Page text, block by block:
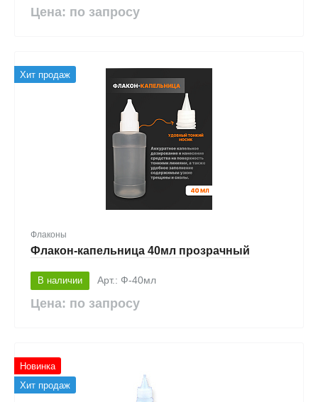
Цена: по запросу
Хит продаж
Флаконы
Флакон-капельница 40мл прозрачный
В наличии Арт.: Ф-40мл
Цена: по запросу
Новинка
Хит продаж